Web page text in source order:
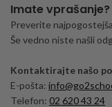
Imate
Preverite
Še vedno niste našli
Kontaktirajte našo
E-pošta:
Telefon: 02 620 43 24